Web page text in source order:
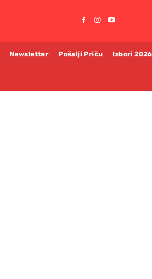
Newsletter Pošalji Priču Izbori 2026